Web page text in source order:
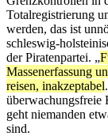
Totalregistrierung
werden, das ist
schleswig-
der Piratenpartei. „
Massenerfassung
reisen, inakzeptabel
überwachungsfreie
geht niemanden
sind.